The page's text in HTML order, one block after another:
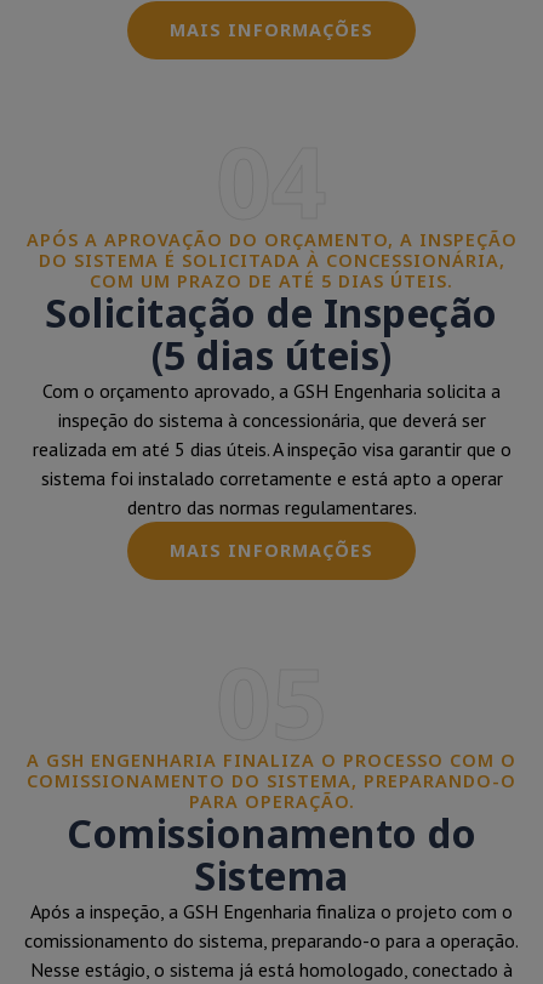
MAIS INFORMAÇÕES
APÓS A APROVAÇÃO DO ORÇAMENTO, A INSPEÇÃO
DO SISTEMA É SOLICITADA À CONCESSIONÁRIA,
COM UM PRAZO DE ATÉ 5 DIAS ÚTEIS.
Solicitação de Inspeção
(5 dias úteis)
Com o orçamento aprovado, a GSH Engenharia solicita a
inspeção do sistema à concessionária, que deverá ser
realizada em até 5 dias úteis. A inspeção visa garantir que o
sistema foi instalado corretamente e está apto a operar
dentro das normas regulamentares.
MAIS INFORMAÇÕES
A GSH ENGENHARIA FINALIZA O PROCESSO COM O
COMISSIONAMENTO DO SISTEMA, PREPARANDO-O
PARA OPERAÇÃO.
Comissionamento do
Sistema
Após a inspeção, a GSH Engenharia finaliza o projeto com o
comissionamento do sistema, preparando-o para a operação.
Nesse estágio, o sistema já está homologado, conectado à